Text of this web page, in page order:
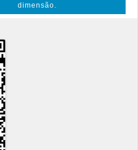
dimensão.